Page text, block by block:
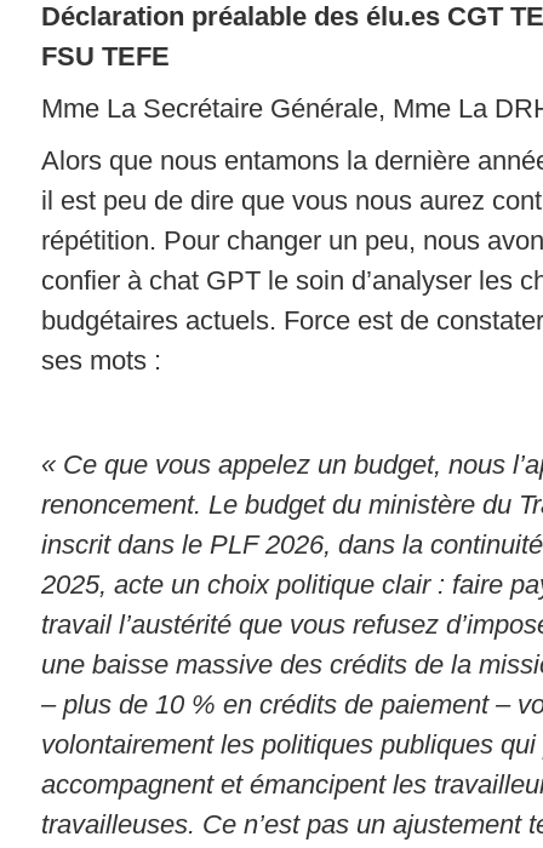
Déclaration préalable des élu.es CGT
FSU TEFE
Mme La Secrétaire Générale, Mme La
Alors que nous entamons la dernière
il est peu de dire que vous nous aurez
répétition. Pour changer un peu, nous
confier à chat GPT le soin d’analyser les
budgétaires actuels. Force est de
ses mots :
« Ce que vous appelez un budget, nous
renoncement. Le budget du ministère du
inscrit dans le PLF 2026, dans la
2025, acte un choix politique clair : faire
travail l’austérité que vous refusez
une baisse massive des crédits de la
– plus de 10 % en crédits de paiement –
volontairement les politiques publiques qui
accompagnent et émancipent les
travailleuses. Ce n’est pas un ajustement